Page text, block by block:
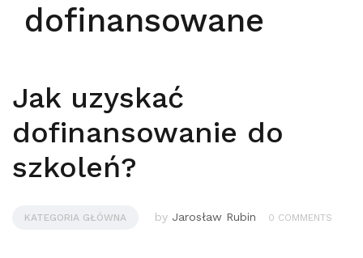
dofinansowane
Jak uzyskać
dofinansowanie do
szkoleń?
KATEGORIA GŁÓWNA by Jarosław Rubin 0 COMMENTS